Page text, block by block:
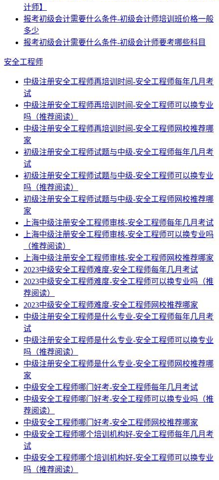
计师】
报考初级会计需要什么条件-初级会计师培训班价格一般
多少
报考初级会计需要什么条件-初级会计师要考哪些科目
安全工程师
中级注册安全工程师再培训时间-安全工程师每年几月考
试
中级注册安全工程师再培训时间-安全工程师可以换专业
吗（推荐阅读）
中级注册安全工程师再培训时间-安全工程师网校推荐哪
家
初级注册安全工程师试题与中级-安全工程师每年几月考
试
初级注册安全工程师试题与中级-安全工程师可以换专业
吗（推荐阅读）
初级注册安全工程师试题与中级-安全工程师网校推荐哪
家
上海中级注册安全工程师审核-安全工程师每年几月考试
上海中级注册安全工程师审核-安全工程师可以换专业吗
（推荐阅读）
上海中级注册安全工程师审核-安全工程师网校推荐哪家
2023中级安全工程师难度-安全工程师每年几月考试
2023中级安全工程师难度-安全工程师可以换专业吗（推
荐阅读）
2023中级安全工程师难度-安全工程师网校推荐哪家
中级注册安全工程师是什么专业-安全工程师每年几月考
试
中级注册安全工程师是什么专业-安全工程师可以换专业
吗（推荐阅读）
中级注册安全工程师是什么专业-安全工程师网校推荐哪
家
中级安全工程师哪门好考-安全工程师每年几月考试
中级安全工程师哪门好考-安全工程师可以换专业吗（推
荐阅读）
中级安全工程师哪门好考-安全工程师网校推荐哪家
中级安全工程师哪个培训机构好-安全工程师每年几月考
试
中级安全工程师哪个培训机构好-安全工程师可以换专业
吗（推荐阅读）